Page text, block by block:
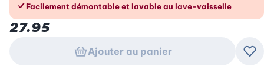
Facilement démontable et lavable au lave-vaisselle
27.95
Ajouter au panier